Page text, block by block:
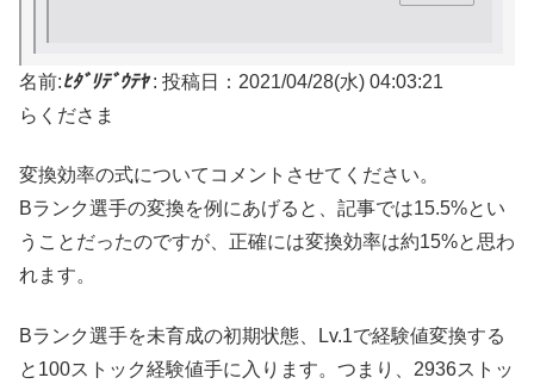
名前:ﾋﾀﾞﾘﾃﾞｳﾃﾔ: 投稿日：2021/04/28(水) 04:03:21
らくださま
変換効率の式についてコメントさせてください。
Bランク選手の変換を例にあげると、記事では15.5%とい
うことだったのですが、正確には変換効率は約15%と思わ
れます。
Bランク選手を未育成の初期状態、Lv.1で経験値変換する
と100ストック経験値手に入ります。つまり、2936ストッ